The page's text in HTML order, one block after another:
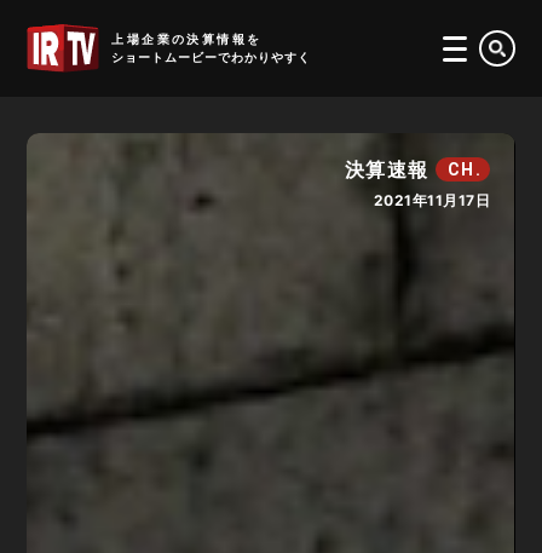
上場企業の決算情報を
ショートムービーでわかりやすく
決算速報 CH.
2021年11月17日